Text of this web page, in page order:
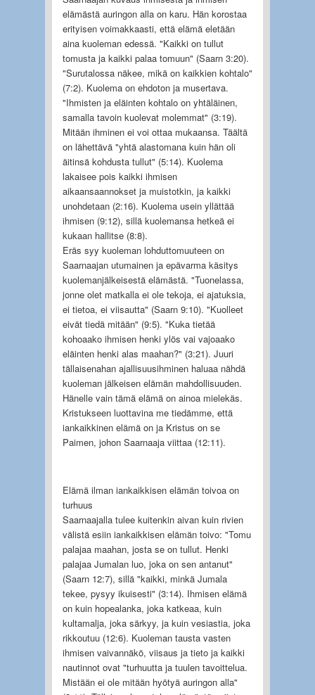
elämästä auringon alla on karu. Hän korostaa
erityisen voimakkaasti, että elämä eletään
aina kuoleman edessä. "Kaikki on tullut
tomusta ja kaikki palaa tomuun" (Saarn 3:20).
"Surutalossa näkee, mikä on kaikkien kohtalo"
(7:2). Kuolema on ehdoton ja musertava.
"Ihmisten ja eläinten kohtalo on yhtäläinen,
samalla tavoin kuolevat molemmat" (3:19).
Mitään ihminen ei voi ottaa mukaansa. Täältä
on lähettävä "yhtä alastomana kuin hän oli
äitinsä kohdusta tullut" (5:14). Kuolema
lakaisee pois kaikki ihmisen
aikaansaannokset ja muistotkin, ja kaikki
unohdetaan (2:16). Kuolema usein yllättää
ihmisen (9:12), sillä kuolemansa hetkeä ei
kukaan hallitse (8:8).
Eräs syy kuoleman lohduttomuuteen on
Saarnaajan utumainen ja epävarma käsitys
kuolemanjälkeisestä elämästä. "Tuonelassa,
jonne olet matkalla ei ole tekoja, ei ajatuksia,
ei tietoa, ei viisautta" (Saarn 9:10). "Kuolleet
eivät tiedä mitään" (9:5). "Kuka tietää
kohoaako ihmisen henki ylös vai vajoaako
eläinten henki alas maahan?" (3:21). Juuri
tällaisenahan ajallisuusihminen haluaa nähdä
kuoleman jälkeisen elämän mahdollisuuden.
Hänelle vain tämä elämä on ainoa mielekäs.
Kristukseen luottavina me tiedämme, että
iankaikkinen elämä on ja Kristus on se
Paimen, johon Saarnaaja viittaa (12:11).
Elämä ilman iankaikkisen elämän toivoa on
turhuus
Saarnaajalla tulee kuitenkin aivan kuin rivien
välistä esiin iankaikkisen elämän toivo: "Tomu
palajaa maahan, josta se on tullut. Henki
palajaa Jumalan luo, joka on sen antanut"
(Saarn 12:7), sillä "kaikki, minkä Jumala
tekee, pysyy ikuisesti" (3:14). Ihmisen elämä
on kuin hopealanka, joka katkeaa, kuin
kultamalja, joka särkyy, ja kuin vesiastia, joka
rikkoutuu (12:6). Kuoleman tausta vasten
ihmisen vaivannäkö, viisaus ja tieto ja kaikki
nautinnot ovat "turhuutta ja tuulen tavoittelua.
Mistään ei ole mitään hyötyä auringon alla"